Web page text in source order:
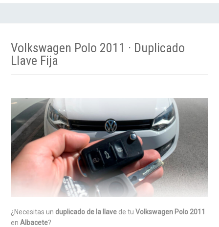
Volkswagen Polo 2011 · Duplicado
Llave Fija
¿Necesitas un duplicado de la llave de tuVolkswagen Polo 2011
enAlbacete?